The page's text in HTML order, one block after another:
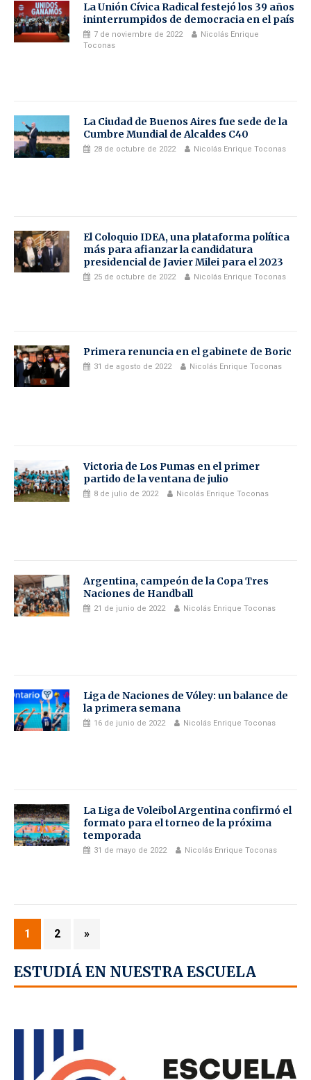
La Unión Cívica Radical festejó los 39 años
ininterrumpidos de democracia en el país
7 de noviembre de 2022
Nicolás Enrique
Toconas
La Ciudad de Buenos Aires fue sede de la
Cumbre Mundial de Alcaldes C40
28 de octubre de 2022 Nicolás Enrique Toconas
El Coloquio IDEA, una plataforma política
más para afianzar la candidatura
presidencial de Javier Milei para el 2023
25 de octubre de 2022 Nicolás Enrique Toconas
Primera renuncia en el gabinete de Boric
31 de agosto de 2022 Nicolás Enrique Toconas
Victoria de Los Pumas en el primer
partido de la ventana de julio
8 de julio de 2022 Nicolás Enrique Toconas
Argentina, campeón de la Copa Tres
Naciones de Handball
21 de junio de 2022 Nicolás Enrique Toconas
Liga de Naciones de Vóley: un balance de
la primera semana
16 de junio de 2022 Nicolás Enrique Toconas
La Liga de Voleibol Argentina confirmó el
formato para el torneo de la próxima
temporada
31 de mayo de 2022 Nicolás Enrique Toconas
1 2 »
ESTUDIÁ EN NUESTRA ESCUELA